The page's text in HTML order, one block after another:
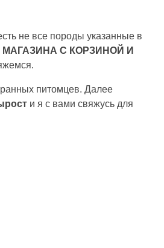
не все породы указанные в
МАГАЗИНА С КОРЗИНОЙ И
питомцев. Далее
и я с вами свяжусь для